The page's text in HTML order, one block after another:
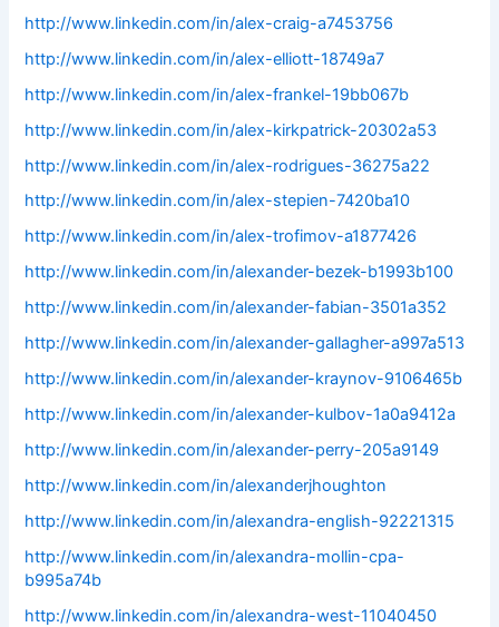
http://www.linkedin.com/in/alex-craig-a7453756
http://www.linkedin.com/in/alex-elliott-18749a7
http://www.linkedin.com/in/alex-frankel-19bb067b
http://www.linkedin.com/in/alex-kirkpatrick-20302a53
http://www.linkedin.com/in/alex-rodrigues-36275a22
http://www.linkedin.com/in/alex-stepien-7420ba10
http://www.linkedin.com/in/alex-trofimov-a1877426
http://www.linkedin.com/in/alexander-bezek-b1993b100
http://www.linkedin.com/in/alexander-fabian-3501a352
http://www.linkedin.com/in/alexander-gallagher-a997a513
http://www.linkedin.com/in/alexander-kraynov-9106465b
http://www.linkedin.com/in/alexander-kulbov-1a0a9412a
http://www.linkedin.com/in/alexander-perry-205a9149
http://www.linkedin.com/in/alexanderjhoughton
http://www.linkedin.com/in/alexandra-english-92221315
http://www.linkedin.com/in/alexandra-mollin-cpa-
b995a74b
http://www.linkedin.com/in/alexandra-west-11040450